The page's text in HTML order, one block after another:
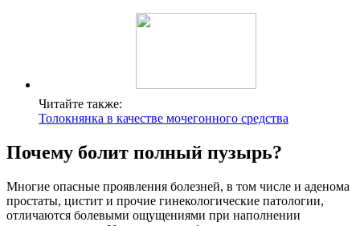
Читайте также:
Толокнянка в качестве мочегонного средства
Почему болит полный пузырь?
Многие опасные проявления болезней, в том числе и аденома
простаты, цистит и прочие гинекологические патологии,
отличаются болевыми ощущениями при наполнении